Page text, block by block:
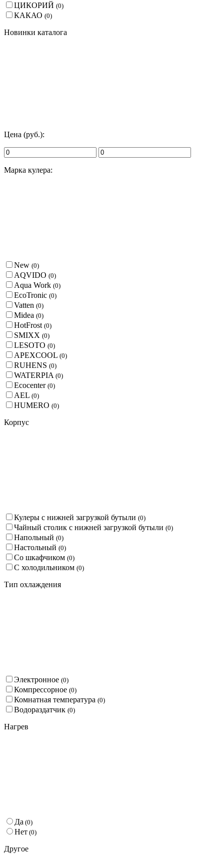
ЦИКОРИЙ (0)
КАКАО (0)
Новинки каталога
Цена (руб.):
Марка кулера:
New (0)
AQVIDO (0)
Aqua Work (0)
EcoTronic (0)
Vatten (0)
Midea (0)
HotFrost (0)
SMIXX (0)
LESOTO (0)
APEXCOOL (0)
RUHENS (0)
WATERPIA (0)
Ecocenter (0)
AEL (0)
HUMERO (0)
Корпус
Кулеры с нижней загрузкой бутыли (0)
Чайный столик с нижней загрузкой бутыли (0)
Напольный (0)
Настольный (0)
Со шкафчиком (0)
С холодильником (0)
Тип охлаждения
Электронное (0)
Компрессорное (0)
Комнатная температура (0)
Водораздатчик (0)
Нагрев
Да (0)
Нет (0)
Другое